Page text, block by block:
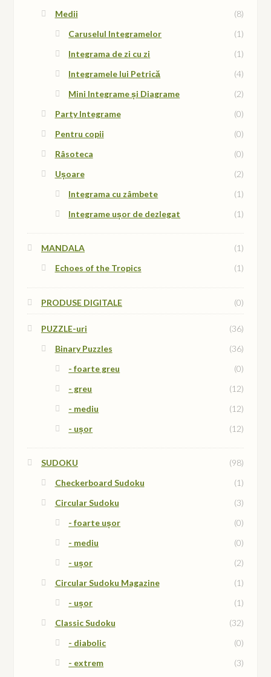
Medii
(8)
Caruselul Integramelor
(1)
Integrama de zi cu zi
(1)
Integramele lui Petrică
(4)
Mini Integrame și Diagrame
(2)
Party Integrame
(0)
Pentru copii
(0)
Râsoteca
(0)
Ușoare
(2)
Integrama cu zâmbete
(1)
Integrame ușor de dezlegat
(1)
MANDALA
(1)
Echoes of the Tropics
(1)
PRODUSE DIGITALE (0)
PUZZLE-uri
(36)
Binary Puzzles
(36)
- foarte greu
(0)
- greu
(12)
- mediu
(12)
- ușor
(12)
SUDOKU
(98)
Checkerboard Sudoku
(1)
Circular Sudoku
(3)
- foarte ușor
(0)
- mediu
(0)
- ușor
(2)
Circular Sudoku Magazine
(1)
- ușor
(1)
Classic Sudoku
(32)
- diabolic
(0)
- extrem
(3)